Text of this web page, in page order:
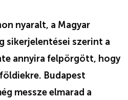
nyaralt, a Magyar
sikerjelentései szerint a
annyira felpörgött, hogy
Budapest
messze elmarad a